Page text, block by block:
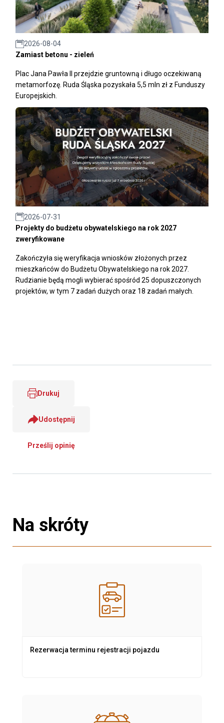
2026-08-04
Zamiast betonu - zieleń
Plac Jana Pawła II przejdzie gruntowną i długo oczekiwaną
metamorfozę. Ruda Śląska pozyskała 5,5 mln zł z Funduszy
Europejskich.
2026-07-31
Projekty do budżetu obywatelskiego na rok 2027
zweryfikowane
Zakończyła się weryfikacja wniosków złożonych przez
mieszkańców do Budżetu Obywatelskiego na rok 2027.
Rudzianie będą mogli wybierać spośród 25 dopuszczonych
projektów, w tym 7 zadań dużych oraz 18 zadań małych.
Drukuj
Udostępnij
Prześlij opinię
Na skróty
Rezerwacja terminu rejestracji pojazdu